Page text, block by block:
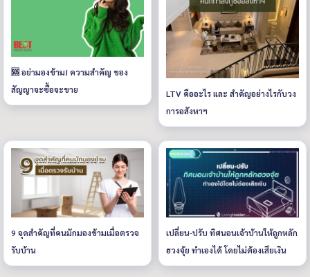
🆘 อย่ามองข้าม! ความสำคัญ ของ
สัญญาจะซื้อจะขาย
LTV คืออะไร และ สำคัญอย่างไรกับวง
การอสังหาฯ
9 จุดสำคัญที่คนมักมองข้ามเมื่อตรวจ
รับบ้าน
เปลี่ยน-ปรับ ทิศนอนเจ้าบ้านให้ถูกหลัก
ฮวงจุ้ย ทำเองได้ โดยไม่ต้องเสียเงิน